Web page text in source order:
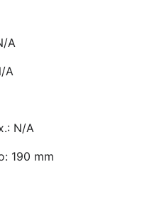
A
A
N/A
190 mm